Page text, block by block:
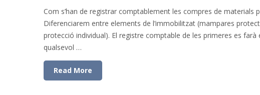
Com s’han de registrar comptablement les compres de materials
Diferenciarem entre elements de l’immobilitzat (mampares
protecció individual). El registre comptable de les primeres es
qualsevol …
Read More